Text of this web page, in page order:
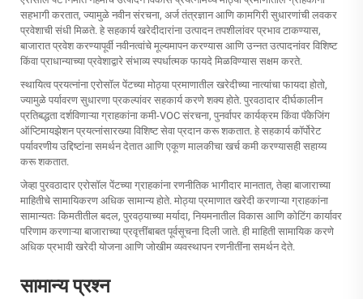
सहभागी करतात, ज्यामुळे नवीन संरचना, अर्ज तंत्रज्ञान आणि कामगिरी सुधारणांची लवकर
प्रवेशाची संधी मिळते. हे सहकार्य खरेदीदारांना उत्पादन तपशीलांवर प्रभाव टाकण्यास,
बाजारात प्रवेश करण्यापूर्वी नवीनत्वांचे मूल्यमापन करण्यास आणि उन्नत उत्पादनांवर विशिष्ट
किंवा प्राधान्याच्या प्रवेशाद्वारे संभाव्य स्पर्धात्मक फायदे मिळविण्यास सक्षम करते.
स्थायित्व प्रयत्नांना एरोसॉल पेंटच्या मोठ्या प्रमाणातील खरेदीच्या नात्यांचा फायदा होतो,
ज्यामुळे पर्यावरण सुधारणा प्रकल्पांवर सहकार्य करणे शक्य होते. पुरवठादार दीर्घकालीन
प्रतिबद्धता दर्शविणाऱ्या ग्राहकांना कमी-VOC संरचना, पुनर्वापर कार्यक्रम किंवा पॅकेजिंग
ऑप्टिमायझेशन प्रयत्नांसारख्या विशिष्ट सेवा प्रदान करू शकतात. हे सहकार्य कॉर्पोरेट
पर्यावरणीय उद्दिष्टांना समर्थन देतात आणि एकूण मालकीचा खर्च कमी करण्यासही सहाय्य
करू शकतात.
जेव्हा पुरवठादार एरोसॉल पेंटच्या ग्राहकांना रणनीतिक भागीदार मानतात, तेव्हा बाजाराच्या
माहितीचे सामायिकरण अधिक सामान्य होते. मोठ्या प्रमाणात खरेदी करणाऱ्या ग्राहकांना
सामान्यतः किमतीतील बदल, पुरवठ्याच्या मर्यादा, नियमनातील विकास आणि कोटिंग कार्यावर
परिणाम करणाऱ्या बाजाराच्या प्रवृत्तींबाबत पूर्वसूचना दिली जाते. ही माहिती सामायिक करणे
अधिक प्रभावी खरेदी योजना आणि जोखीम व्यवस्थापन रणनीतींना समर्थन देते.
सामान्य प्रश्न